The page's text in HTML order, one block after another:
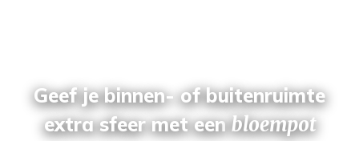
Geef je binnen- of buitenruimte
extra sfeer met eenbloempot